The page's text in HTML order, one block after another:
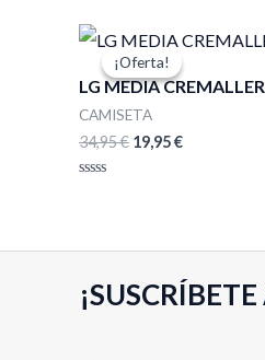
¡Oferta!
¡Oferta!
LG MEDIA
CAMISETA
34,95€
El
precio
original
era:
34,95 €.
19,95€
El
precio
es: